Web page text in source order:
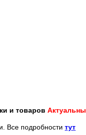
и товаров Актуальны
Все подробности тут